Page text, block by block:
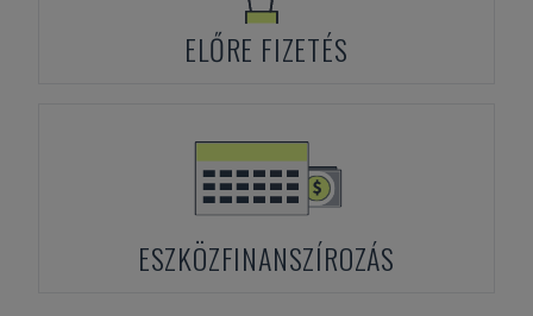
ELŐRE FIZETÉS
ESZKÖZFINANSZÍROZÁS